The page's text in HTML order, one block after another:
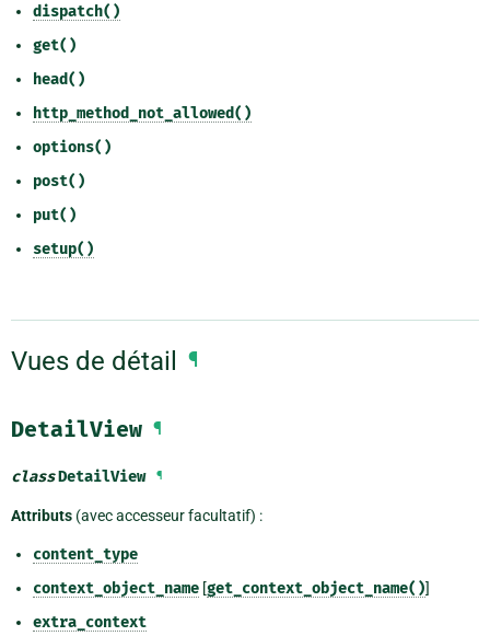
dispatch()
get()
head()
http_method_not_allowed()
options()
post()
put()
setup()
Vues de détail ¶
DetailView ¶
classDetailView ¶
Attributs (avec accesseur facultatif) :
content_type
context_object_name [get_context_object_name()]
extra_context